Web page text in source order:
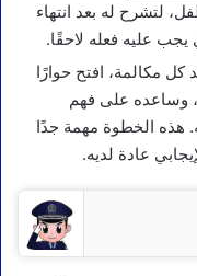
لتشرح له بعد انتهاء
يجب عليه فعله لاحقًا.
كل مكالمة، افتح حوارًا
وساعده على فهم
هذه الخطوة مهمة جدًا
عادة لديه.